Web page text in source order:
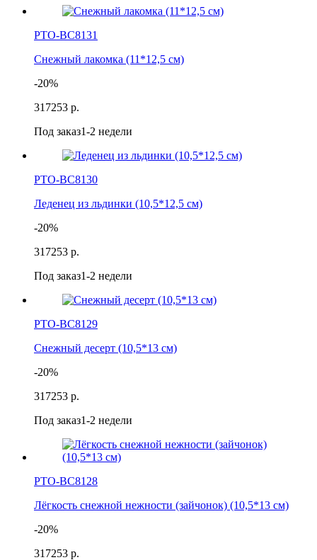
РТО-ВС8131
Снежный лакомка (11*12,5 см)
-20%
317253 р.
Под заказ1-2 недели
РТО-ВС8130
Леденец из льдинки (10,5*12,5 см)
-20%
317253 р.
Под заказ1-2 недели
РТО-ВС8129
Снежный десерт (10,5*13 см)
-20%
317253 р.
Под заказ1-2 недели
РТО-ВС8128
Лёгкость снежной нежности (зайчонок) (10,5*13 см)
-20%
317253 р.